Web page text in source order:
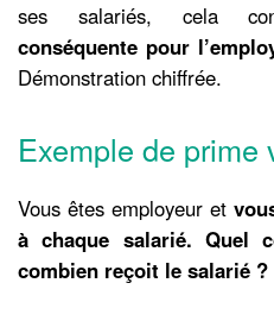
ses salariés, cela
conséquente pour
Démonstration chiffrée.
Exemple de prime
Vous êtes employeur et
à chaque salarié. Quel
combien reçoit le salarié ?